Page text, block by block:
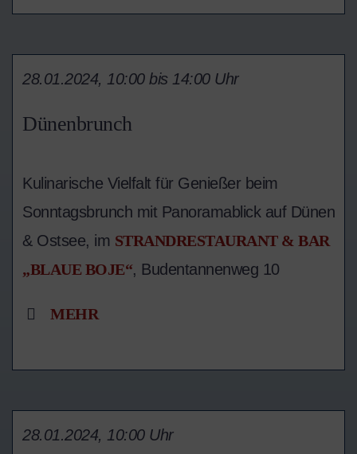
Dünenbrunch
28.01.2024, 10:00 bis 14:00 Uhr
Kulinarische Vielfalt für Genießer beim
Sonntagsbrunch mit Panoramablick auf Dünen
& Ostsee, im STRANDRESTAURANT & BAR
„BLAUE BOJE“, Budentannenweg 10
MEHR
28.01.2024, 10:00 Uhr